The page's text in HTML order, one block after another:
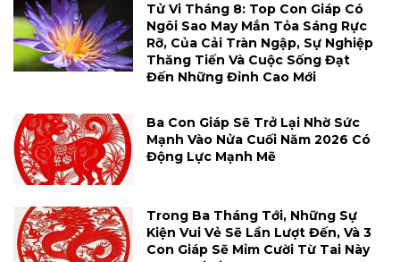
Tử Vi Tháng 8: Top Con Giáp Có
Ngôi Sao May Mắn Tỏa Sáng Rực
Rỡ, Của Cải Tràn Ngập, Sự Nghiệp
Thăng Tiến Và Cuộc Sống Đạt
Đến Những Đỉnh Cao Mới
Ba Con Giáp Sẽ Trở Lại Nhờ Sức
Mạnh Vào Nửa Cuối Năm 2026 Có
Động Lực Mạnh Mẽ
Trong Ba Tháng Tới, Những Sự
Kiện Vui Vẻ Sẽ Lần Lượt Đến, Và 3
Con Giáp Sẽ Mỉm Cười Từ Tai Này